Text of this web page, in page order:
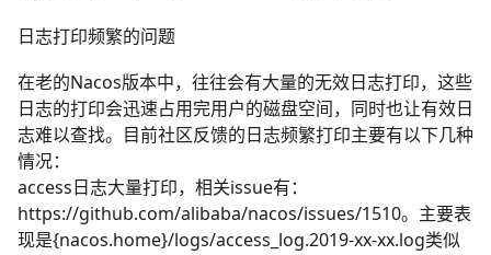
日志打印频繁的问题
在老的Nacos版本中，往往会有大量的无效日志打印，这些
日志的打印会迅速占用完用户的磁盘空间，同时也让有效日
志难以查找。目前社区反馈的日志频繁打印主要有以下几种
情况：
access日志大量打印，相关issue有：
https://github.com/alibaba/nacos/issues/1510。主要表
现是{nacos.home}/logs/access_log.2019-xx-xx.log类似